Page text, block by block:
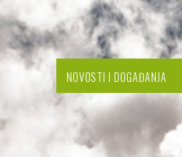
NOVOSTI I DOGAĐANJA